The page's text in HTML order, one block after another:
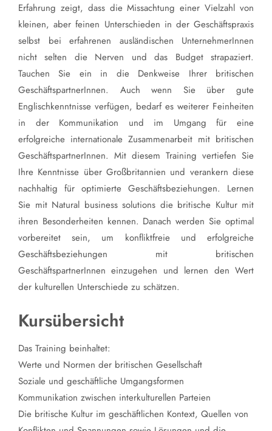
Erfahrung zeigt, dass die Missachtung einer Vielzahl von
kleinen, aber feinen Unterschieden in der Geschäftspraxis
selbst bei erfahrenen ausländischen UnternehmerInnen
nicht selten die Nerven und das Budget strapaziert.
Tauchen Sie ein in die Denkweise Ihrer britischen
GeschäftspartnerInnen. Auch wenn Sie über gute
Englischkenntnisse verfügen, bedarf es weiterer Feinheiten
in der Kommunikation und im Umgang für eine
erfolgreiche internationale Zusammenarbeit mit britischen
GeschäftspartnerInnen. Mit diesem Training vertiefen Sie
Ihre Kenntnisse über Großbritannien und verankern diese
nachhaltig für optimierte Geschäftsbeziehungen. Lernen
Sie mit Natural business solutions die britische Kultur mit
ihren Besonderheiten kennen. Danach werden Sie optimal
vorbereitet sein, um konfliktfreie und erfolgreiche
Geschäftsbeziehungen mit britischen
GeschäftspartnerInnen einzugehen und lernen den Wert
der kulturellen Unterschiede zu schätzen.
Kursübersicht
Das Training beinhaltet:
Werte und Normen der britischen Gesellschaft
Soziale und geschäftliche Umgangsformen
Kommunikation zwischen interkulturellen Parteien
Die britische Kultur im geschäftlichen Kontext, Quellen von